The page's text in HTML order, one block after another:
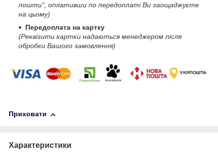
пошти", оплативши по передоплаті Ви заощаджуєте
на цьому)
Передоплата на картку
(Реквізити картки надаються менеджером після
обробки Вашого замовлення)
Приховати
Характеристики